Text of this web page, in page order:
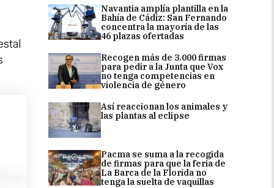
Navantia amplía plantilla en la
Bahía de Cádiz: San Fernando
concentra la mayoría de las
46 plazas ofertadas
Recogen más de 3.000 firmas
para pedir a la Junta que Vox
no tenga competencias en
violencia de género
Así reaccionan los animales y
las plantas al eclipse
Pacma se suma a la recogida
de firmas para que la feria de
La Barca de la Florida no
tenga la suelta de vaquillas